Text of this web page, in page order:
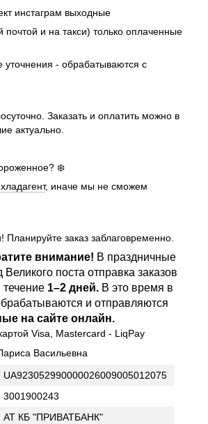
инстаграм выходные
и на такси) только оплаченные
- обрабатываются с
Заказать и оплатить можно в
актуально.
❄️
хладагент, иначе мы не сможем
заказ заблаговременно.
внимание! В праздничные
поста отправка заказов
течение 1–2 дней. В это время в
и отправляются
на сайте онлайн.
Visa, Mastercard - LiqPay
Васильевна
UA923052990000026009005012075
3001900243
АТ КБ "ПРИВАТБАНК"